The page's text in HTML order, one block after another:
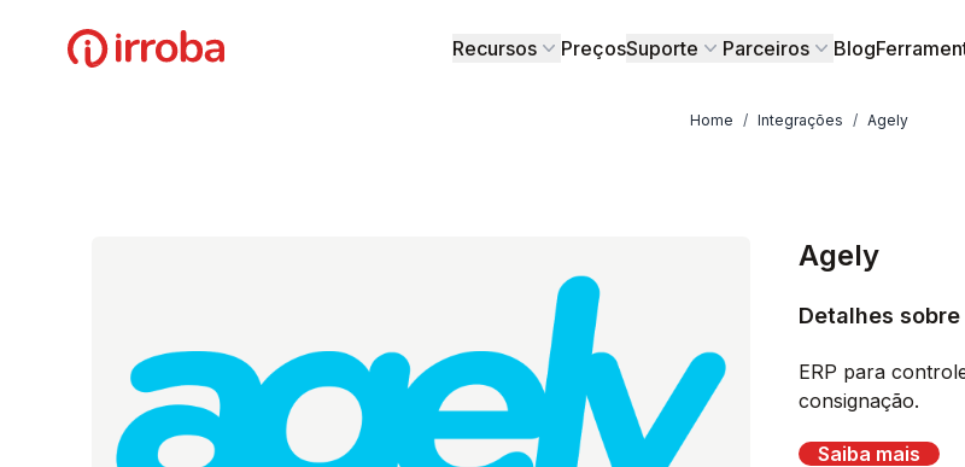
Irroba Recursos PreçosSuporte Parceiros Blog
Home / Integrações / Agely
Agely
Detalhes
ERP para
consignação.
Saiba mais